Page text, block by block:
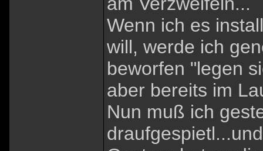
Wenn ich es
will, werde ich
beworfen "legen
aber bereits im
Nun muß ich